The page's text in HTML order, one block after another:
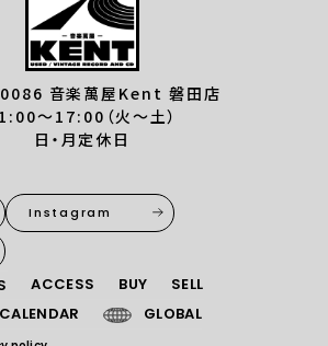
音楽萬屋Kent 磐田店
〜17:00（火〜土）
日・月定休日
Instagram
ACCESS BUY
SELL
CALENDAR GLOBAL